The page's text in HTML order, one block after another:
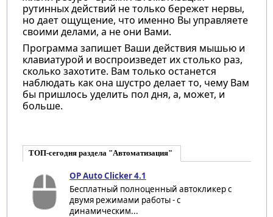
рутинных действий не только бережет нервы,
но дает ощущение, что именно Вы управляете
своими делами, а не они Вами.
Программа запишет Ваши действия мышью и
клавиатурой и воспроизведет их столько раз,
сколько захотите. Вам только останется
наблюдать как она шустро делает то, чему Вам
бы пришлось уделить пол дня, а, может, и
больше.
ТОП-сегодня раздела "Автоматизация"
OP Auto Clicker 4.1
Бесплатный полноценный автокликер с
двумя режимами работы - с
динамическим...